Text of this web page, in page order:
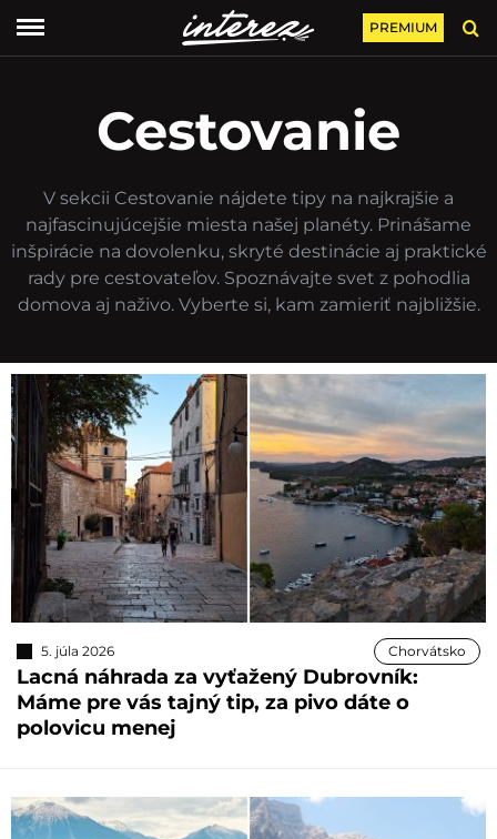
PREMIUM
Cestovanie
V sekcii Cestovanie nájdete tipy na najkrajšie a
najfascinujúcejšie miesta našej planéty. Prinášame
inšpirácie na dovolenku, skryté destinácie aj praktické
rady pre cestovateľov. Spoznávajte svet z pohodlia
domova aj naživo. Vyberte si, kam zamieriť najbližšie.
5. júla 2026 Chorvátsko
Lacná náhrada za vyťažený Dubrovník:
Máme pre vás tajný tip, za pivo dáte o
polovicu menej